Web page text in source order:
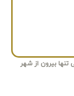
تنها بیرون از شهر